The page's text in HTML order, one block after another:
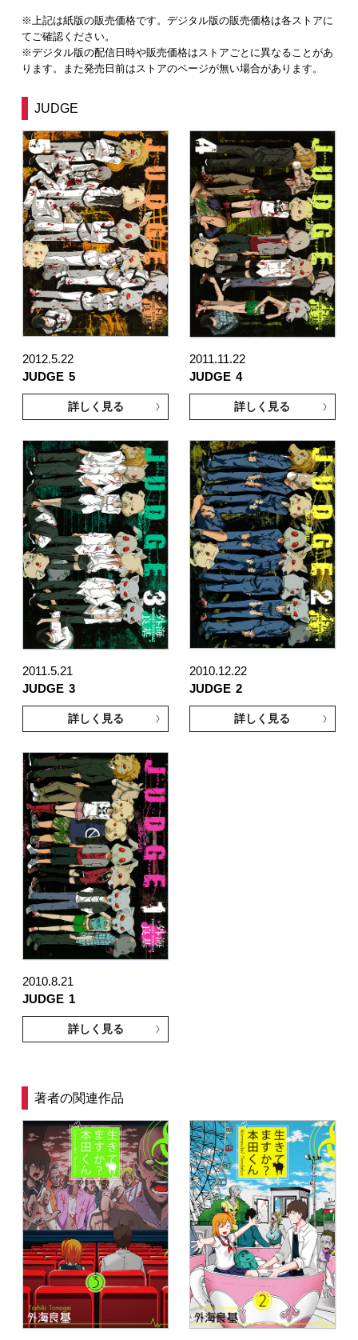
※上記は紙版の販売価格です。デジタル版の販売価格は各ストアに
てご確認ください。
※デジタル版の配信日時や販売価格はストアごとに異なることがあ
ります。また発売日前はストアのページが無い場合があります。
JUDGE
2012.5.22
JUDGE 5
詳しく見る
2011.11.22
JUDGE 4
詳しく見る
2011.5.21
JUDGE 3
詳しく見る
2010.12.22
JUDGE 2
詳しく見る
2010.8.21
JUDGE 1
詳しく見る
著者の関連作品